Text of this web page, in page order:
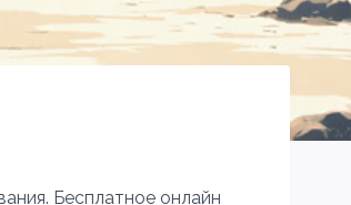
Бесплатное онлайн